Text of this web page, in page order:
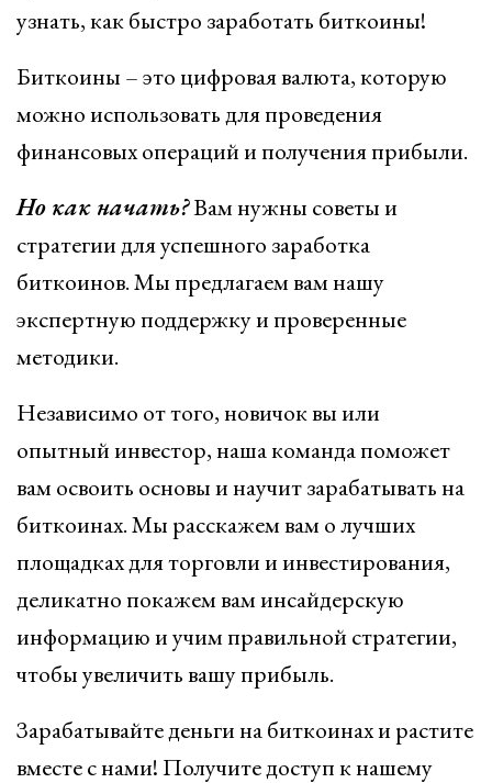
узнать, как быстро заработать биткоины!
Биткоины – это цифровая валюта, которую
можно использовать для проведения
финансовых операций и получения прибыли.
Но как начать?Вам нужны советы и
стратегии для успешного заработка
биткоинов. Мы предлагаем вам нашу
экспертную поддержку и проверенные
методики.
Независимо от того, новичок вы или
опытный инвестор, наша команда поможет
вам освоить основы и научит зарабатывать на
биткоинах. Мы расскажем вам о лучших
площадках для торговли и инвестирования,
деликатно покажем вам инсайдерскую
информацию и учим правильной стратегии,
чтобы увеличить вашу прибыль.
Зарабатывайте деньги на биткоинах и растите
вместе с нами! Получите доступ к нашему